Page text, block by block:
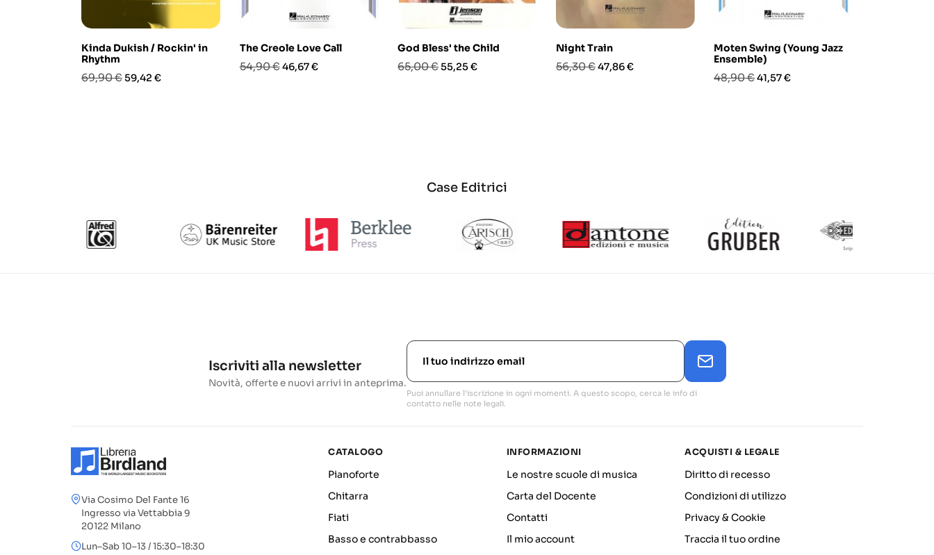
Kinda Dukish / Rockin' in
Rhythm
Prezzo
69,90 €Prezzo
59,42 €
The Creole Love Call
Prezzo
54,90 €Prezzo
46,67 €
God Bless' the Child
Prezzo
65,00 €Prezzo
55,25 €
Night Train
Prezzo
56,30 €Prezzo
47,86 €
Moten Swing (Young Jazz
Ensemble)
Prezzo
48,90 €Prezzo
41,57 €
Case Editrici
Iscriviti alla newsletter
Novità, offerte e nuovi arrivi in anteprima.
Puoi annullare l'iscrizione in ogni momenti. A questo scopo, cerca le info di
contatto nelle note legali.
Via Cosimo Del Fante 16
Ingresso via Vettabbia 9
20122 Milano
Lun–Sab 10–13 / 15:30–18:30
CATALOGO
Pianoforte
Chitarra
Fiati
Basso e contrabbasso
INFORMAZIONI
Le nostre scuole di musica
Carta del Docente
Contatti
Il mio account
ACQUISTI & LEGALE
Diritto di recesso
Condizioni di utilizzo
Privacy & Cookie
Traccia il tuo ordine